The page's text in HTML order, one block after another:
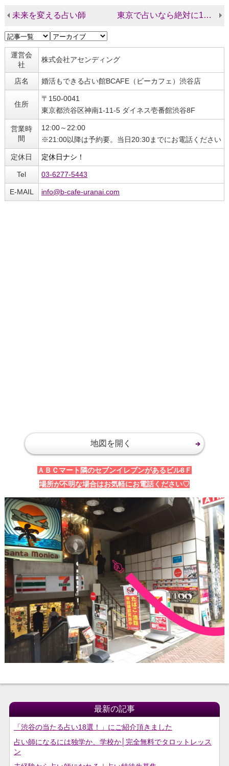
未来を変える占い師 東京で占いなら絶対に1度試す価値のある占い館
運営会
社
株式会社アセンディング
店名 婚活もできる占い館BCAFE（ビーカフェ）渋谷店
住所
〒150-0041
東京都渋谷区神南1-11-5 ダイネス壱番館渋谷8F
営業時
間
12:00～22:00
※21:00以降は予約要。当日20:30までにお電話ください
定休日 定休日ナシ！
Tel 03-6277-5443
E-MAIL info@b-cafe-uranai.com
地図を開く
ＡＢＣマート隣のセブンイレブンがあるビル8Ｆ
場所が不明な場合はお気軽にお電話ください♡
最新の記事
「渋谷の当たる占い18選！」にご紹介頂きました
占い師になるには独学か、学校か│完全無料でタロットレッス
ン